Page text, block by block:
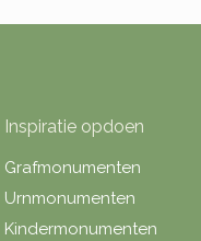
Inspiratie opdoen
Grafmonumenten
Urnmonumenten
Kindermonumenten